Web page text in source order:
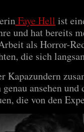
Faye Hell ist
und hat bereits
als Horror-
die sich
ansehen
die von den